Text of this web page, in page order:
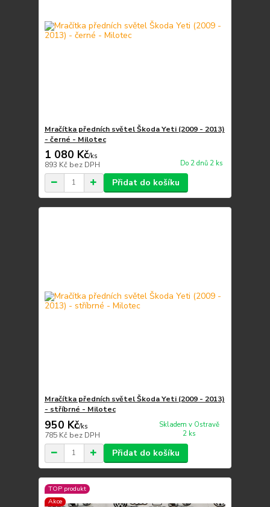
Mračítka předních světel Škoda Yeti (2009 - 2013)
- černé - Milotec
1 080 Kč/ks
893 Kč bez DPH Do 2 dnů 2 ks
Přidat do košíku
Mračítka předních světel Škoda Yeti (2009 - 2013)
- stříbrné - Milotec
950 Kč/ks
785 Kč bez DPH
Skladem v Ostravě
2 ks
Přidat do košíku
TOP produkt
Akce